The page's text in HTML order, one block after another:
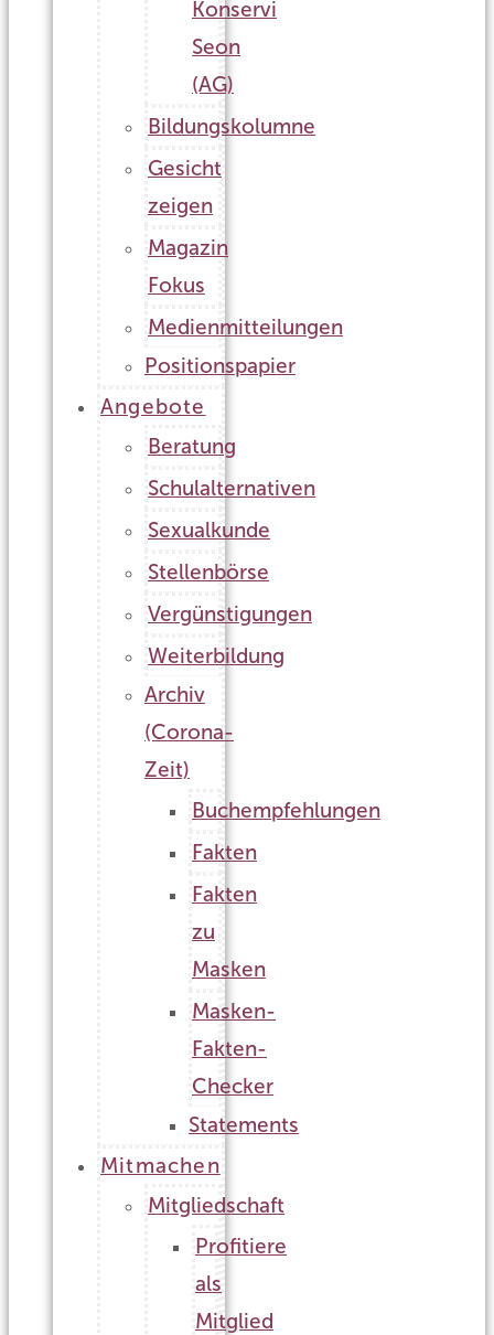
Konservi
Seon
(AG)
Bildungskolumne
Gesicht
zeigen
Magazin
Fokus
Medienmitteilungen
Positionspapier
Angebote
Beratung
Schulalternativen
Sexualkunde
Stellenbörse
Vergünstigungen
Weiterbildung
Archiv
(Corona-
Zeit)
Buchempfehlungen
Fakten
Fakten
zu
Masken
Masken-
Fakten-
Checker
Statements
Mitmachen
Mitgliedschaft
Profitiere
als
Mitglied